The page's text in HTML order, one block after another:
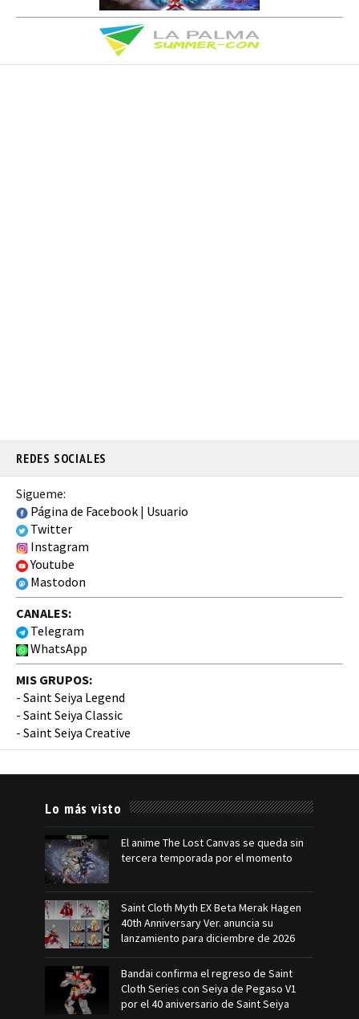
REDES SOCIALES
Sigueme:
Página de Facebook | Usuario
Twitter
Instagram
Youtube
Mastodon
CANALES:
Telegram
WhatsApp
MIS GRUPOS:
- Saint Seiya Legend
- Saint Seiya Classic
- Saint Seiya Creative
Lo más visto
El anime The Lost Canvas se queda sin
tercera temporada por el momento
Saint Cloth Myth EX Beta Merak Hagen
40th Anniversary Ver. anuncia su
lanzamiento para diciembre de 2026
Bandai confirma el regreso de Saint
Cloth Series con Seiya de Pegaso V1
por el 40 aniversario de Saint Seiya